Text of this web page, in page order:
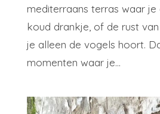
mediterraans terras waar je
koud drankje, of de rust
je alleen de vogels hoort.
momenten waar je...